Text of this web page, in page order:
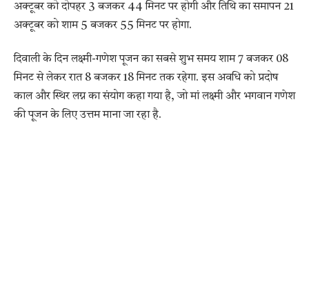
अक्टूबर को दोपहर 3 बजकर 44 मिनट पर होगी और तिथि का समापन 21
अक्टूबर को शाम 5 बजकर 55 मिनट पर होगा.
दिवाली के दिन लक्ष्मी-गणेश पूजन का सबसे शुभ समय शाम 7 बजकर 08
मिनट से लेकर रात 8 बजकर 18 मिनट तक रहेगा. इस अवधि को प्रदोष
काल और स्थिर लग्न का संयोग कहा गया है, जो मां लक्ष्मी और भगवान गणेश
की पूजन के लिए उत्तम माना जा रहा है.